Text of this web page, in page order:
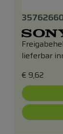
lieferbar
€ 9,62